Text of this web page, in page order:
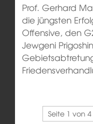
Prof. Gerhard
die jüngsten
Offensive, den
Jewgeni
Seite 1 von 4